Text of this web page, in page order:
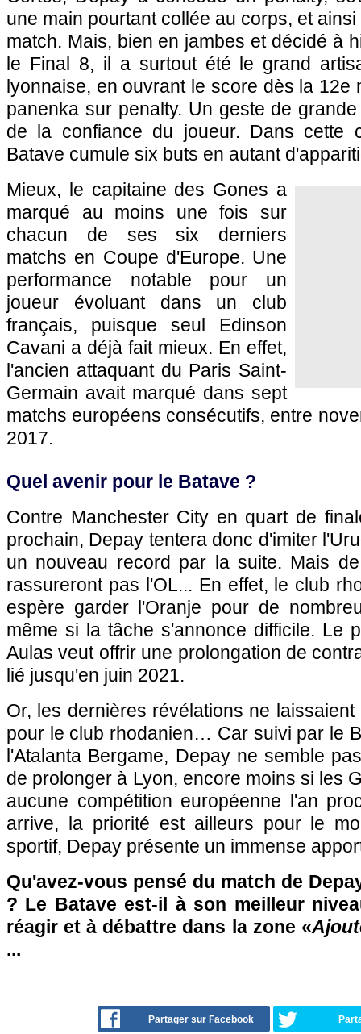
une main pourtant collée au corps, et
match. Mais, bien en jambes et décidé à
le Final 8, il a surtout été le grand
lyonnaise, en ouvrant le score dès la 12e
panenka sur penalty. Un geste de
de la confiance du joueur. Dans cette
Batave cumule six buts en autant
Mieux, le capitaine des Gones a
marqué au moins une fois sur
chacun de ses six derniers
matchs en Coupe d'Europe. Une
performance notable pour un
joueur évoluant dans un club
français, puisque seul Edinson
Cavani a déjà fait mieux. En effet,
l'ancien attaquant du Paris Saint-
Germain avait marqué dans sept
matchs européens consécutifs, entre
2017.
Quel avenir pour le Batave ?
Contre Manchester City en quart de
prochain, Depay tentera donc d'imiter
un nouveau record par la suite. Mais
rassureront pas l'OL... En effet, le club
espère garder l'Oranje pour de
même si la tâche s'annonce difficile. Le
Aulas veut offrir une prolongation de
lié jusqu'en juin 2021.
Or, les dernières révélations ne
pour le club rhodanien… Car suivi par le
l'Atalanta Bergame, Depay ne semble
de prolonger à Lyon, encore moins si les
aucune compétition européenne l'an
arrive, la priorité est ailleurs pour le
sportif, Depay présente un immense
Qu'avez-vous pensé du match de
? Le Batave est-il à son meilleur
réagir et à débattre dans la zone «
...
Partager sur Facebook